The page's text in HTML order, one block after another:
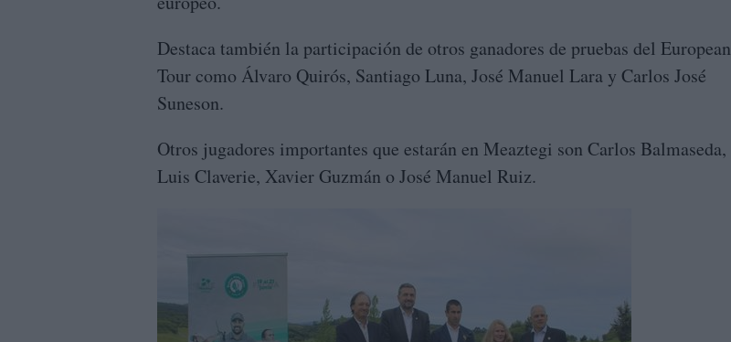
Destaca también la participación de otros ganadores de pruebas del European
Tour como Álvaro Quirós, Santiago Luna, José Manuel Lara y Carlos José
Suneson.
Otros jugadores importantes que estarán en Meaztegi son Carlos Balmaseda,
Luis Claverie, Xavier Guzmán o José Manuel Ruiz.